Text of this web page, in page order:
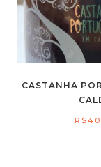
CASTANHA
R$